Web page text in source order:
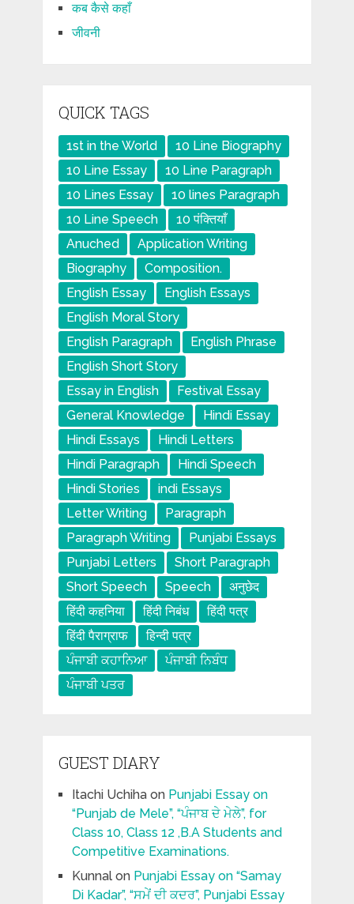
कब कैसे कहाँ
जीवनी
QUICK TAGS
1st in the World
10 Line Biography
10 Line Essay
10 Line Paragraph
10 Lines Essay
10 lines Paragraph
10 Line Speech
10 पंक्तियाँ
Anuched
Application Writing
Biography
Composition.
English Essay
English Essays
English Moral Story
English Paragraph
English Phrase
English Short Story
Essay in English
Festival Essay
General Knowledge
Hindi Essay
Hindi Essays
Hindi Letters
Hindi Paragraph
Hindi Speech
Hindi Stories
indi Essays
Letter Writing
Paragraph
Paragraph Writing
Punjabi Essays
Punjabi Letters
Short Paragraph
Short Speech
Speech
अनुछेद
हिंदी कहनिया
हिंदी निबंध
हिंदी पत्र
हिंदी पैराग्राफ
हिन्दी पत्र
ਪੰਜਾਬੀ ਕਹਾਨਿਆ
ਪੰਜਾਬੀ ਨਿਬੰਧ
ਪੰਜਾਬੀ ਪਤਰ
GUEST DIARY
Itachi Uchihaon Punjabi Essay on
“Punjab de Mele”, “ਪੰਜਾਬ ਦੇ ਮੇਲੇ”, for
Class 10, Class 12 ,B.A Students and
Competitive Examinations.
Kunnalon Punjabi Essay on “Samay
Di Kadar”, “ਸਮੇਂ ਦੀ ਕਦਰ”, Punjabi Essay